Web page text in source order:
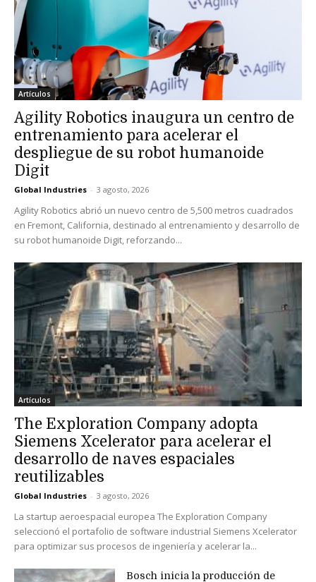
Artículos
Agility Robotics inaugura un centro de
entrenamiento para acelerar el
despliegue de su robot humanoide
Digit
Global Industries - 3 agosto, 2026
Agility Robotics abrió un nuevo centro de 5,500 metros cuadrados
en Fremont, California, destinado al entrenamiento y desarrollo de
su robot humanoide Digit, reforzando...
Artículos
The Exploration Company adopta
Siemens Xcelerator para acelerar el
desarrollo de naves espaciales
reutilizables
Global Industries - 3 agosto, 2026
La startup aeroespacial europea The Exploration Company
seleccionó el portafolio de software industrial Siemens Xcelerator
para optimizar sus procesos de ingeniería y acelerar la...
Bosch inicia la producción de